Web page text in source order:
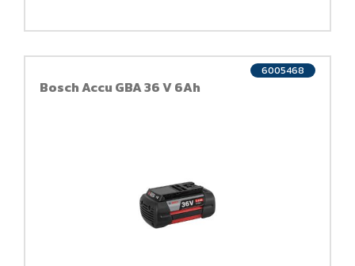
Bosch Accu GBA 36 V 6Ah
6005468